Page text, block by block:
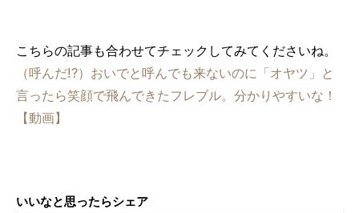
こちらの記事も合わせてチェックしてみてくださいね。
（呼んだ!?）おいでと呼んでも来ないのに「オヤツ」と
言ったら笑顔で飛んできたフレブル。分かりやすいな！
【動画】
いいなと思ったらシェア